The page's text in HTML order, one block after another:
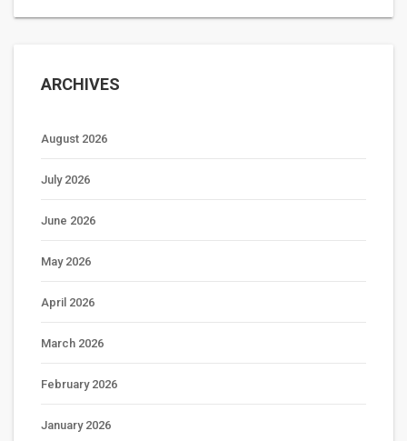
ARCHIVES
August 2026
July 2026
June 2026
May 2026
April 2026
March 2026
February 2026
January 2026